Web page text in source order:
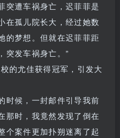
突遭车祸身亡，迟菲菲是
在孤儿院长大，经过她数
的梦想。但就在迟菲菲距
突发车祸身亡。”
的尤佳获得冠军，引发大
时候，一封邮件引导我前
那时，我竟然发现了倒在
个案件更加扑朔迷离了起